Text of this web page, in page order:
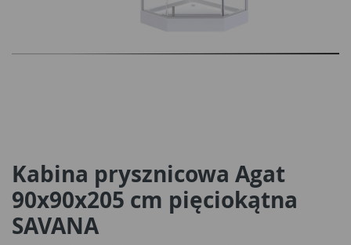
Kabina prysznicowa Agat
90x90x205 cm pięciokątna
SAVANA